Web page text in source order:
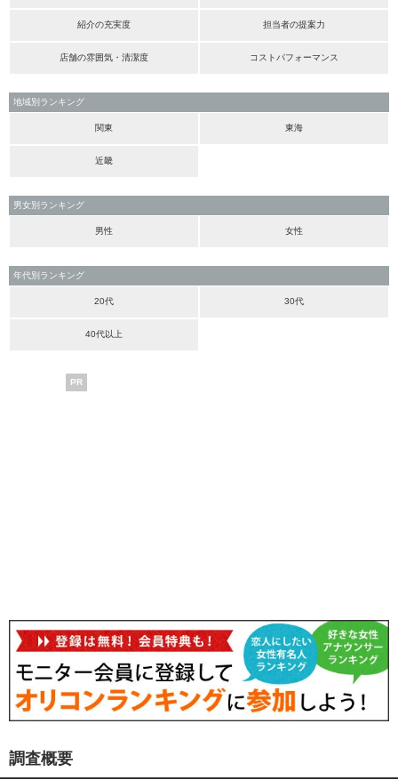
紹介の充実度 担当者の提案力
店舗の雰囲気・清潔度 コストパフォーマンス
地域別ランキング
関東 東海
近畿
男女別ランキング
男性 女性
年代別ランキング
20代 30代
40代以上
PR
調査概要